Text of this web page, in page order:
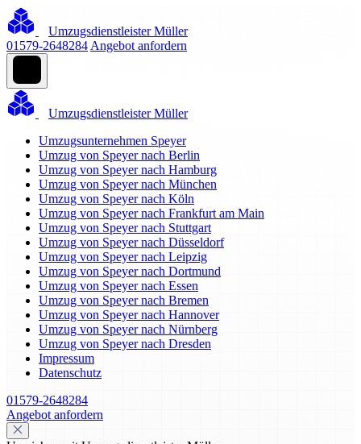
Umzugsdienstleister Müller
01579-2648284 Angebot anfordern
Umzugsdienstleister Müller
Umzugsunternehmen Speyer
Umzug von Speyer nach Berlin
Umzug von Speyer nach Hamburg
Umzug von Speyer nach München
Umzug von Speyer nach Köln
Umzug von Speyer nach Frankfurt am Main
Umzug von Speyer nach Stuttgart
Umzug von Speyer nach Düsseldorf
Umzug von Speyer nach Leipzig
Umzug von Speyer nach Dortmund
Umzug von Speyer nach Essen
Umzug von Speyer nach Bremen
Umzug von Speyer nach Hannover
Umzug von Speyer nach Nürnberg
Umzug von Speyer nach Dresden
Impressum
Datenschutz
01579-2648284
Angebot anfordern